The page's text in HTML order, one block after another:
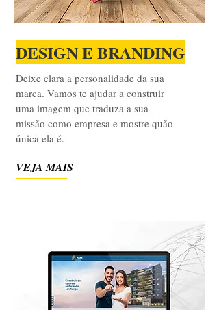
DESIGN E BRANDING
Deixe clara a personalidade da sua
marca. Vamos te ajudar a construir
uma imagem que traduza a sua
missão como empresa e mostre quão
única ela é.
VEJA MAIS